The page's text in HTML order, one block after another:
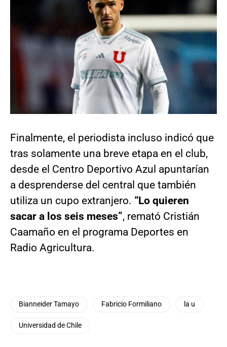
Finalmente, el periodista incluso indicó que
tras solamente una breve etapa en el club,
desde el Centro Deportivo Azul apuntarían
a desprenderse del central que también
utiliza un cupo extranjero. “Lo quieren
sacar a los seis meses”, remató Cristián
Caamaño en el programa Deportes en
Radio Agricultura.
Bianneider Tamayo Fabricio Formiliano la u
Universidad de Chile